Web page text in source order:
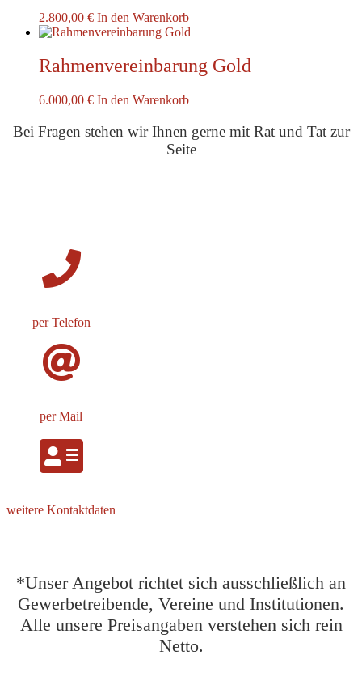
2.800,00 € In den Warenkorb
Rahmenvereinbarung Gold
6.000,00 € In den Warenkorb
Bei Fragen stehen wir Ihnen gerne mit Rat und Tat zur
Seite
per Telefon
per Mail
weitere Kontaktdaten
*Unser Angebot richtet sich ausschließlich an
Gewerbetreibende, Vereine und Institutionen.
Alle unsere Preisangaben verstehen sich rein
Netto.